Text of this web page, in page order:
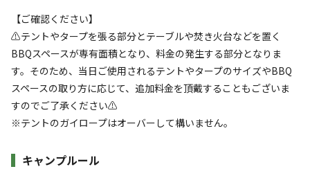
【ご確認ください】
⚠️テントやタープを張る部分とテーブルや焚き火台などを置く
BBQスペースが専有面積となり、料金の発生する部分となりま
す。そのため、当日ご使用されるテントやタープのサイズやBBQ
スペースの取り方に応じて、追加料金を頂戴することもございま
すのでご了承ください⚠️
※テントのガイロープはオーバーして構いません。
施設詳細
キャンプルール
給湯設備
コインシャワー 自動販売機
※詳しくは「キャンプ場情報」をご確認ください。
太平洋を臨む公園でまったりキャンプ♪
豊かな自然の中でキャンプやバーベキューなどを楽しむこ